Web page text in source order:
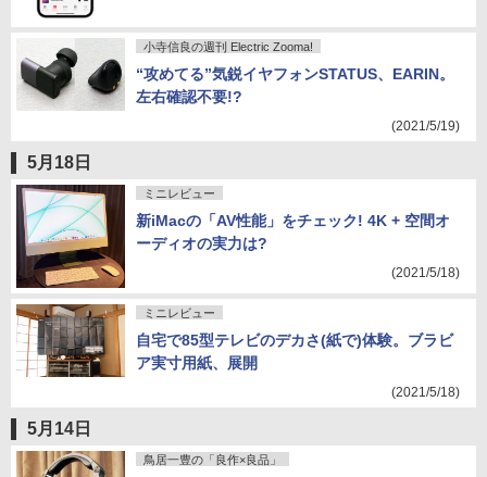
小寺信良の週刊 Electric Zooma!
“攻めてる”気鋭イヤフォンSTATUS、EARIN。
左右確認不要!?
(2021/5/19)
5月18日
ミニレビュー
新iMacの「AV性能」をチェック! 4K + 空間オ
ーディオの実力は?
(2021/5/18)
ミニレビュー
自宅で85型テレビのデカさ(紙で)体験。ブラビ
ア実寸用紙、展開
(2021/5/18)
5月14日
鳥居一豊の「良作×良品」